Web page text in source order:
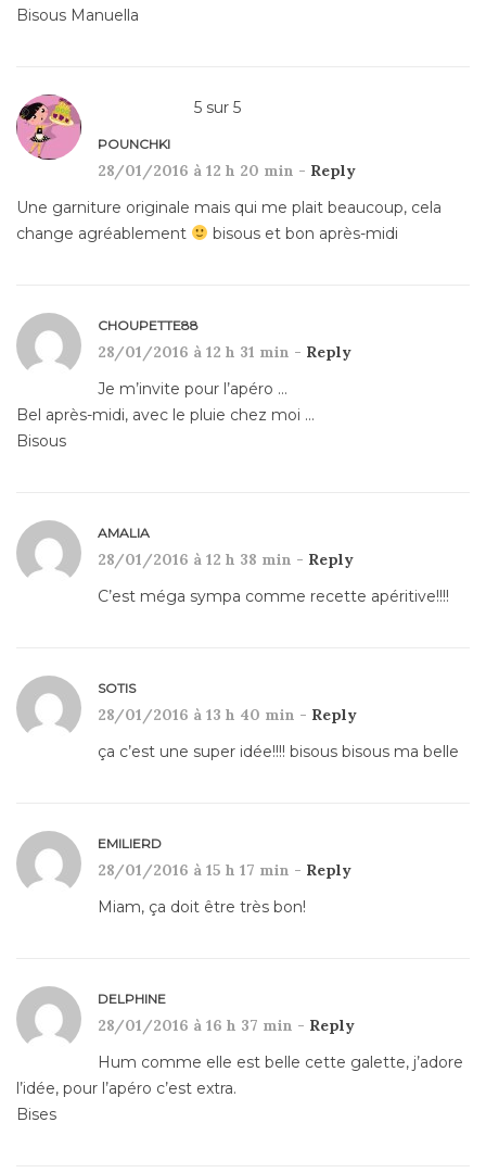
Bisous Manuella
5 sur 5
POUNCHKI
28/01/2016 à 12 h 20 min - Reply
Une garniture originale mais qui me plait beaucoup, cela
change agréablement
bisous et bon après-midi
CHOUPETTE88
28/01/2016 à 12 h 31 min - Reply
Je m’invite pour l’apéro …
Bel après-midi, avec le pluie chez moi …
Bisous
AMALIA
28/01/2016 à 12 h 38 min - Reply
C’est méga sympa comme recette apéritive!!!!
SOTIS
28/01/2016 à 13 h 40 min - Reply
ça c’est une super idée!!!! bisous bisous ma belle
EMILIERD
28/01/2016 à 15 h 17 min - Reply
Miam, ça doit être très bon!
DELPHINE
28/01/2016 à 16 h 37 min - Reply
Hum comme elle est belle cette galette, j’adore
l’idée, pour l’apéro c’est extra.
Bises